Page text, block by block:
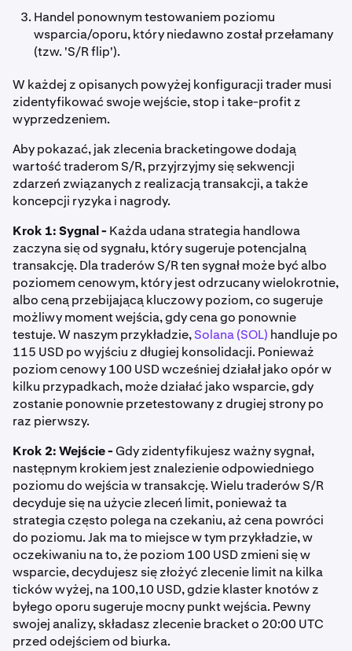
Handel ponownym testowaniem poziomu
wsparcia/oporu, który niedawno został przełamany
(tzw. 'S/R flip').
W każdej z opisanych powyżej konfiguracji trader musi
zidentyfikować swoje wejście, stop i take-profit z
wyprzedzeniem.
Aby pokazać, jak zlecenia bracketingowe dodają
wartość traderom S/R, przyjrzyjmy się sekwencji
zdarzeń związanych z realizacją transakcji, a także
koncepcji ryzyka i nagrody.
Krok 1: Sygnal -Każda udana strategia handlowa
zaczyna się od sygnału, który sugeruje potencjalną
transakcję. Dla traderów S/R ten sygnał może być albo
poziomem cenowym, który jest odrzucany wielokrotnie,
albo ceną przebijającą kluczowy poziom, co sugeruje
możliwy moment wejścia, gdy cena go ponownie
testuje. W naszym przykładzie,Solana (SOL) handluje po
115 USD po wyjściu z długiej konsolidacji. Ponieważ
poziom cenowy 100 USD wcześniej działał jako opór w
kilku przypadkach, może działać jako wsparcie, gdy
zostanie ponownie przetestowany z drugiej strony po
raz pierwszy.
Krok 2: Wejście -Gdy zidentyfikujesz ważny sygnał,
następnym krokiem jest znalezienie odpowiedniego
poziomu do wejścia w transakcję. Wielu traderów S/R
decyduje się na użycie zleceń limit, ponieważ ta
strategia często polega na czekaniu, aż cena powróci
do poziomu. Jak ma to miejsce w tym przykładzie, w
oczekiwaniu na to, że poziom 100 USD zmieni się w
wsparcie, decydujesz się złożyć zlecenie limit na kilka
ticków wyżej, na 100,10 USD, gdzie klaster knotów z
byłego oporu sugeruje mocny punkt wejścia. Pewny
swojej analizy, składasz zlecenie bracket o 20:00 UTC
przed odejściem od biurka.